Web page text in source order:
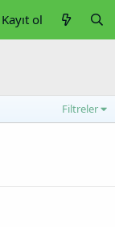
Kayıt ol
Filtreler